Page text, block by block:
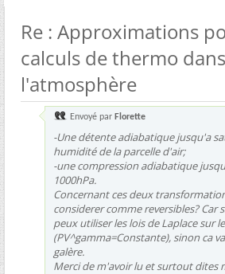
Re : Approximations
calculs de thermo dans
l'atmosphère
Envoyé par Florette
-Une détente adiabatique jusqu'a
humidité de la parcelle d'air;
-une compression adiabatique
1000hPa.
Concernant ces deux
considerer comme reversibles? Car
peux utiliser les lois de Laplace sur
(PV^gamma=Constante), sinon ca
galère.
Merci de m'avoir lu et surtout dites